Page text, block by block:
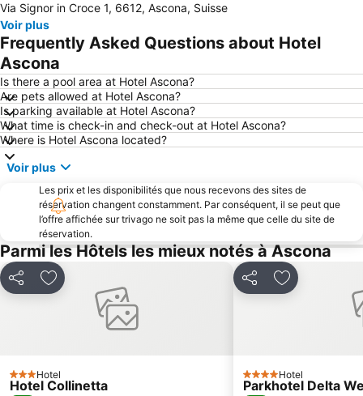
FoxTown Mendrisio
Gandria
Grande Lido Ascona
Swissminiatur
Vallée d'Onsernone
Centovalli
Castagnola
Casinò di Campione
Lido de Lugano
San Domenico Ski
Pass San Gottardo
Locarno Film Festival
Iles de Brissago
Cannero Riviera Lido
Lago di Varese
Brè
Promenade en bord de mer de Lugano
Pregassona
Porto di Stresa
Breganzona
Monte Generoso Calvagione
Aéroport de Lugano
Cassarate
Viganello
Cathédrale de Côme
Monte Verità
Via Signor in Croce 1, 6612, Ascona, Suisse
Voir plus
Frequently Asked Questions about Hotel
Ascona
Is there a pool area at Hotel Ascona?
Are pets allowed at Hotel Ascona?
Is parking available at Hotel Ascona?
What time is check-in and check-out at Hotel Ascona?
Where is Hotel Ascona located?
Voir plus
Les prix et les disponibilités que nous recevons des sites de
réservation changent constamment. Par conséquent, il se peut que
l’offre affichée sur trivago ne soit pas la même que celle du site de
réservation.
Parmi les Hôtels les mieux notés à Ascona
PartagerAjouter à mes favoris
3 Étoiles
Hotel
Hotel Collinetta
PartagerAjouter à
4 ÉtoilesHotel
Parkhotel Delta